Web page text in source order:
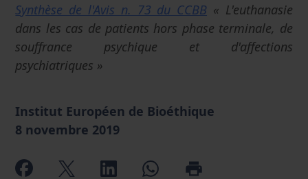
Synthèse de l'Avis n. 73 du CCBB « L'euthanasie
dans les cas de patients hors phase terminale, de
souffrance psychique et d'affections
psychiatriques »
Institut Européen de Bioéthique
8 novembre 2019